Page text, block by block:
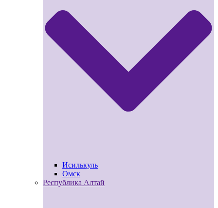
Исилькуль
Омск
Республика Алтай